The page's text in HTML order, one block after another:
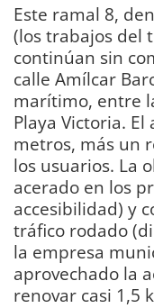
Este ramal 8,
(los trabajos del
continúan sin
calle Amílcar
marítimo, entre
Playa Victoria.
metros, más un
los usuarios. La
acerado en los
accesibilidad) y
tráfico rodado
la empresa
aprovechado la
renovar casi 1,5